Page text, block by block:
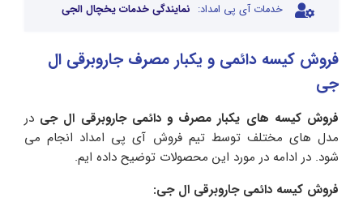
خدمات آی پی امداد: نمایندگی خدمات یخچال الجی
فروش کیسه دائمی و یکبار مصرف جاروبرقی ال
جی
فروش کیسه های یکبار مصرف و دائمی جاروبرقی ال جی در
مدل های مختلف توسط تیم فروش آی پی امداد انجام می
شود. در ادامه در مورد این محصولات توضیح داده ایم.
فروش کیسه دائمی جاروبرقی ال جی: